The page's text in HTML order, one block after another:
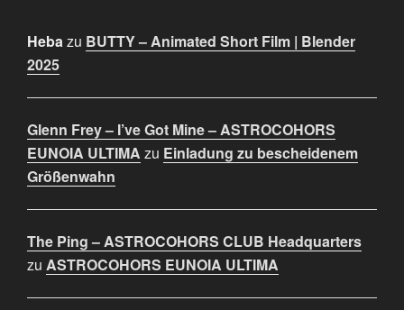
Hebazu BUTTY – Animated Short Film | Blender
2025
Glenn Frey – I’ve Got Mine – ASTROCOHORS
EUNOIA ULTIMA zu Einladung zu bescheidenem
Größenwahn
The Ping – ASTROCOHORS CLUB Headquarters
zu ASTROCOHORS EUNOIA ULTIMA